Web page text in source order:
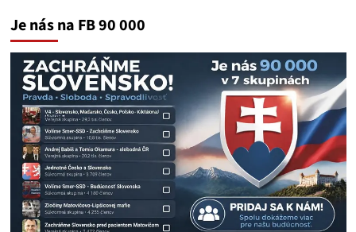
Je nás na FB 90 000